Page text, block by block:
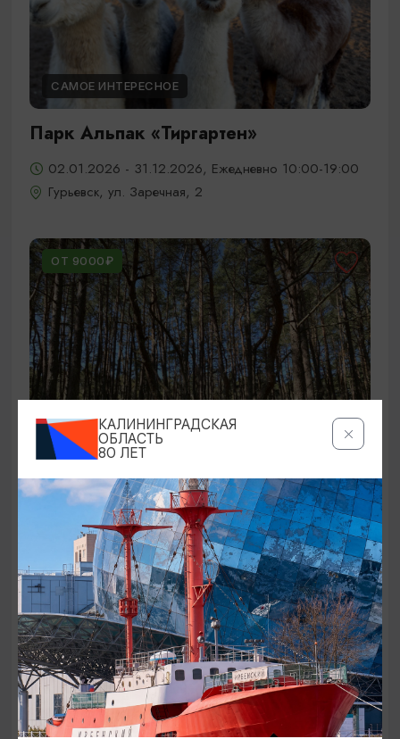
САМОЕ ИНТЕРЕСНОЕ
Парк Альпак «Тиргартен»
02.01.2026 - 31.12.2026, Ежедневно 10:00-19:00
Гурьевск, ул. Заречная, 2
ОТ 9000₽
ЭКСКУРСИИ УЧРЕЖДЕНИЙ КУЛЬТУРЫ
Аудиоспектакль «Истории Куршской
косы»
01.02.2026 - 31.12.2026, 13:00
Куршская коса
ОТ 2500₽
КАЛИНИНГРАДСКАЯ
ОБЛАСТЬ
80 ЛЕТ